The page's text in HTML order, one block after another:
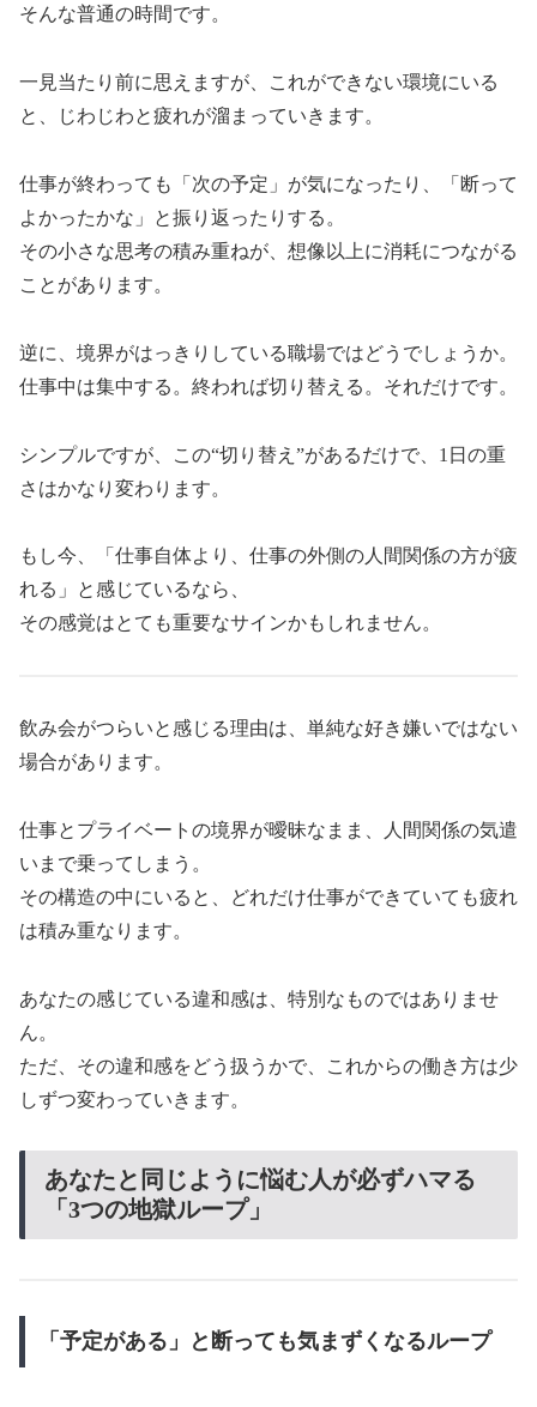
そんな普通の時間です。
一見当たり前に思えますが、これができない環境にいる
と、じわじわと疲れが溜まっていきます。
仕事が終わっても「次の予定」が気になったり、「断って
よかったかな」と振り返ったりする。
その小さな思考の積み重ねが、想像以上に消耗につながる
ことがあります。
逆に、境界がはっきりしている職場ではどうでしょうか。
仕事中は集中する。終われば切り替える。それだけです。
シンプルですが、この“切り替え”があるだけで、1日の重
さはかなり変わります。
もし今、「仕事自体より、仕事の外側の人間関係の方が疲
れる」と感じているなら、
その感覚はとても重要なサインかもしれません。
飲み会がつらいと感じる理由は、単純な好き嫌いではない
場合があります。
仕事とプライベートの境界が曖昧なまま、人間関係の気遣
いまで乗ってしまう。
その構造の中にいると、どれだけ仕事ができていても疲れ
は積み重なります。
あなたの感じている違和感は、特別なものではありませ
ん。
ただ、その違和感をどう扱うかで、これからの働き方は少
しずつ変わっていきます。
あなたと同じように悩む人が必ずハマる
「3つの地獄ループ」
「予定がある」と断っても気まずくなるループ